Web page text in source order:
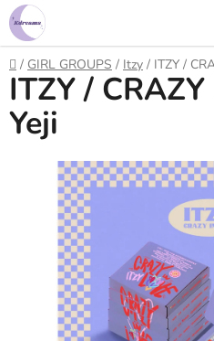
Prejsť
na
obsah
Domov
/ GIRL GROUPS / Itzy / ITZY /
ITZY /
Yeji